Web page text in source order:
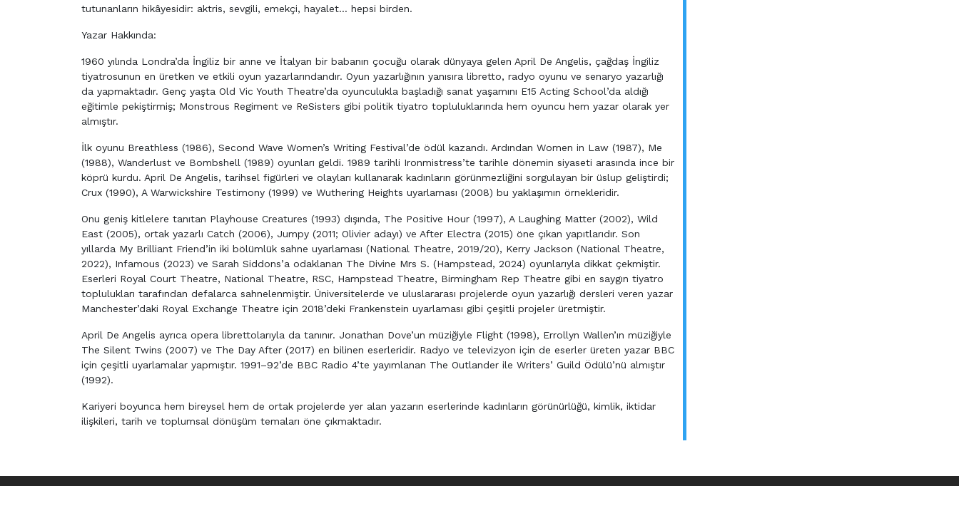
tutunanların hikâyesidir: aktris, sevgili, emekçi, hayalet… hepsi birden.
Yazar Hakkında:
1960 yılında Londra’da İngiliz bir anne ve İtalyan bir babanın çocuğu olarak dünyaya gelen April De Angelis, çağdaş İngiliz
tiyatrosunun en üretken ve etkili oyun yazarlarındandır. Oyun yazarlığının yanısıra libretto, radyo oyunu ve senaryo yazarlığı
da yapmaktadır. Genç yaşta Old Vic Youth Theatre’da oyunculukla başladığı sanat yaşamını E15 Acting School’da aldığı
eğitimle pekiştirmiş; Monstrous Regiment ve ReSisters gibi politik tiyatro topluluklarında hem oyuncu hem yazar olarak yer
almıştır.
İlk oyunu Breathless (1986), Second Wave Women’s Writing Festival’de ödül kazandı. Ardından Women in Law (1987), Me
(1988), Wanderlust ve Bombshell (1989) oyunları geldi. 1989 tarihli Ironmistress’te tarihle dönemin siyaseti arasında ince bir
köprü kurdu. April De Angelis, tarihsel figürleri ve olayları kullanarak kadınların görünmezliğini sorgulayan bir üslup geliştirdi;
Crux (1990), A Warwickshire Testimony (1999) ve Wuthering Heights uyarlaması (2008) bu yaklaşımın örnekleridir.
Onu geniş kitlelere tanıtan Playhouse Creatures (1993) dışında, The Positive Hour (1997), A Laughing Matter (2002), Wild
East (2005), ortak yazarlı Catch (2006), Jumpy (2011; Olivier adayı) ve After Electra (2015) öne çıkan yapıtlarıdır. Son
yıllarda My Brilliant Friend’in iki bölümlük sahne uyarlaması (National Theatre, 2019/20), Kerry Jackson (National Theatre,
2022), Infamous (2023) ve Sarah Siddons’a odaklanan The Divine Mrs S. (Hampstead, 2024) oyunlarıyla dikkat çekmiştir.
Eserleri Royal Court Theatre, National Theatre, RSC, Hampstead Theatre, Birmingham Rep Theatre gibi en saygın tiyatro
toplulukları tarafından defalarca sahnelenmiştir. Üniversitelerde ve uluslararası projelerde oyun yazarlığı dersleri veren yazar
Manchester’daki Royal Exchange Theatre için 2018’deki Frankenstein uyarlaması gibi çeşitli projeler üretmiştir.
April De Angelis ayrıca opera librettolarıyla da tanınır. Jonathan Dove’un müziğiyle Flight (1998), Errollyn Wallen’ın müziğiyle
The Silent Twins (2007) ve The Day After (2017) en bilinen eserleridir. Radyo ve televizyon için de eserler üreten yazar BBC
için çeşitli uyarlamalar yapmıştır. 1991–92’de BBC Radio 4’te yayımlanan The Outlander ile Writers’ Guild Ödülü’nü almıştır
(1992).
Kariyeri boyunca hem bireysel hem de ortak projelerde yer alan yazarın eserlerinde kadınların görünürlüğü, kimlik, iktidar
ilişkileri, tarih ve toplumsal dönüşüm temaları öne çıkmaktadır.